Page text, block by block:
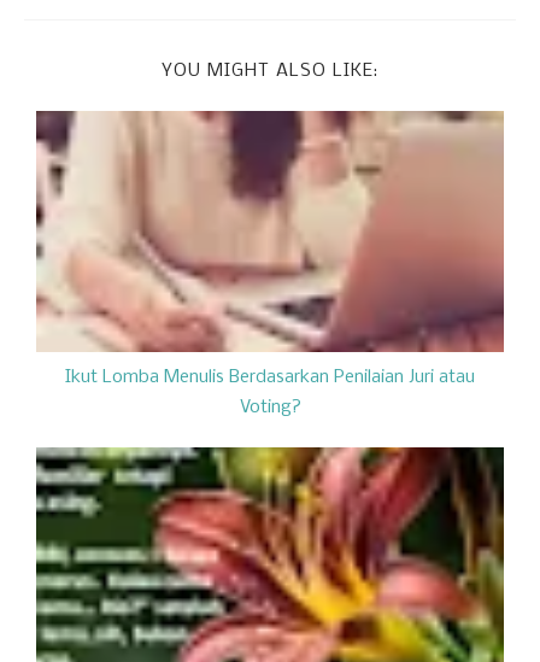
YOU MIGHT ALSO LIKE:
Ikut Lomba Menulis Berdasarkan Penilaian Juri atau
Voting?